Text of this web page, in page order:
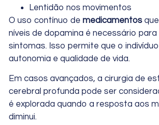
Lentidão nos movimentos
O uso contínuo de medicamentos
níveis de dopamina é necessário
sintomas. Isso permite que o
autonomia e qualidade de vida.
Em casos avançados, a cirurgia de
cerebral profunda pode ser
é explorada quando a resposta aos
diminui.